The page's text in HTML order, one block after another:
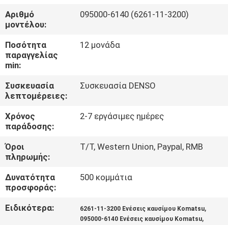
ΠΟΙΟΤΙΚΌΣ
ΈΛΕΓΧΟΣ
ΜΑΣ
ΕΛΆΤΕ
ΣΕ
ΕΠΑΦΉ
ΜΕ
ΖΗΤΉΣΤΕ
ΈΝΑ
ΑΠΌΣΠΑΣΜΑ
Αριθμό
μοντέλου:
095000-6140 (6261-11-3200)
Ποσότητα
παραγγελίας
min:
12 μονάδα
Συσκευασία
λεπτομέρειες:
Συσκευασία DENSO
Χρόνος
παράδοσης:
2-7 εργάσιμες ημέρες
Όροι
πληρωμής:
T/T, Western Union, Paypal, RMB
Δυνατότητα
προσφοράς:
500 κομμάτια
Ειδικότερα: 6261-11-3200 Ενέσεις καυσίμου Komatsu,
095000-6140 Ενέσεις καυσίμου Komatsu,